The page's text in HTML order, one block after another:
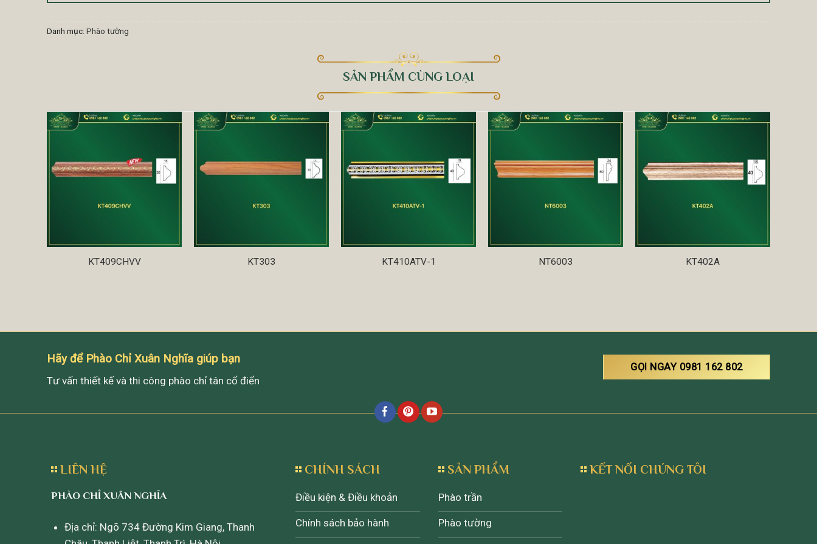
Danh mục: Phào tường
SẢN PHẨM CÙNG LOẠI
KT409CHVV KT303 KT410ATV-1 NT6003 KT402A
Hãy để Phào Chỉ Xuân Nghĩa giúp bạn
Tư vấn thiết kế và thi công phào chỉ tân cổ điển
GỌI NGAY 0981 162 802
LIÊN HỆ
PHÀO CHỈ XUÂN NGHĨA
Địa chỉ: Ngõ 734 Đường Kim Giang, Thanh
CHÍNH SÁCH
Điều kiện & Điều khoản
Chính sách bảo hành
SẢN PHẨM
Phào trần
Phào tường
KẾT NỐI CHÚNG TÔI